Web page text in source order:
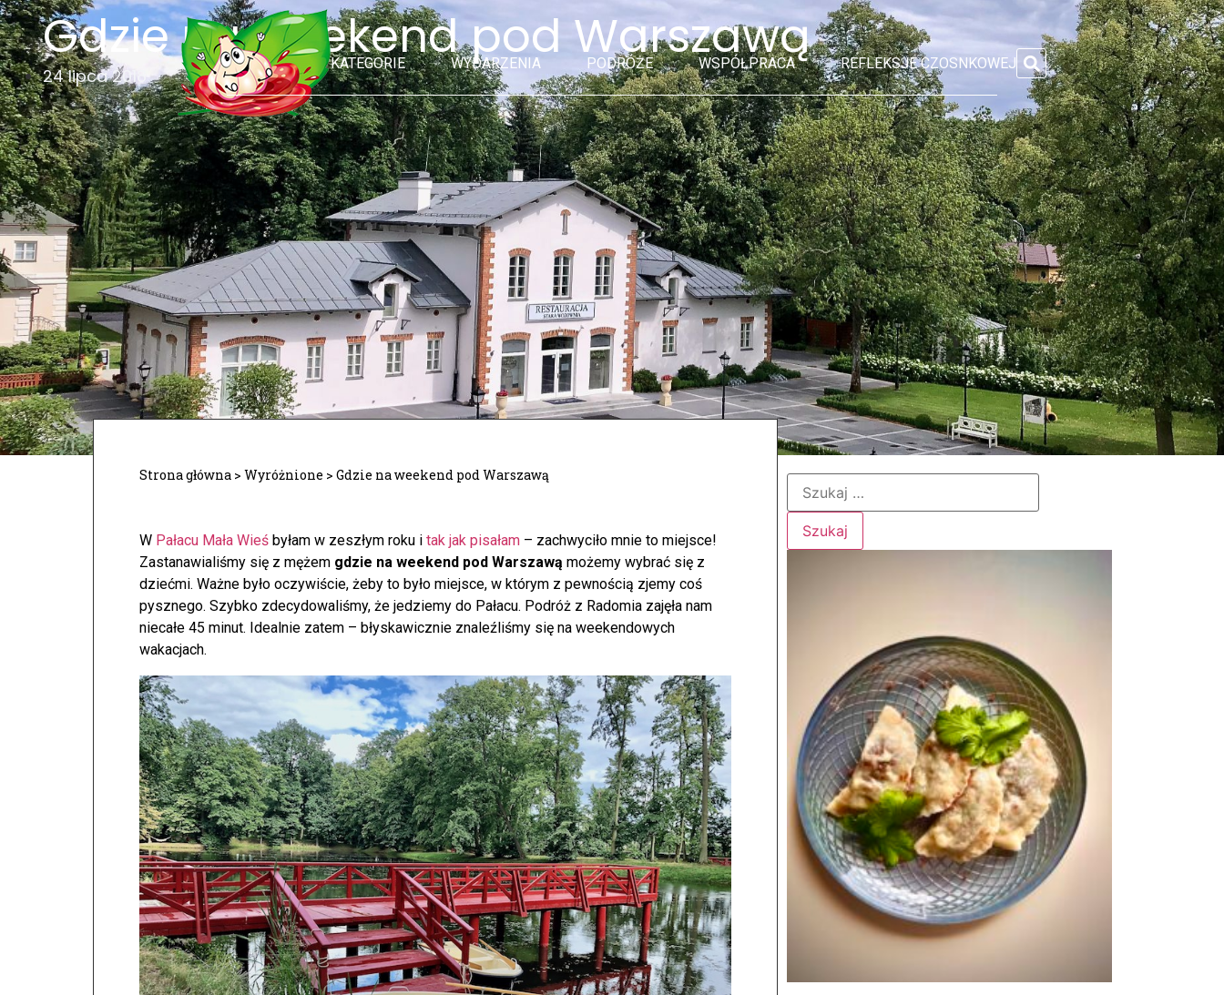
KATEGORIE WYDARZENIA PODRÓŻE WSPÓŁPRACA REFLEKSJE CZOSNKOWEJ
Gdzie na weekend pod Warszawą
24 lipca 2018
Strona główna > Wyróżnione > Gdzie na weekend pod Warszawą
W Pałacu Mała Wieś byłam w zeszłym roku i tak jak pisałam – zachwyciło mnie to miejsce!
Zastanawialiśmy się z mężem gdzie na weekend pod Warszawą możemy wybrać się z
dziećmi. Ważne było oczywiście, żeby to było miejsce, w którym z pewnością zjemy coś
pysznego. Szybko zdecydowaliśmy, że jedziemy do Pałacu. Podróż z Radomia zajęła nam
niecałe 45 minut. Idealnie zatem – błyskawicznie znaleźliśmy się na weekendowych
wakacjach.